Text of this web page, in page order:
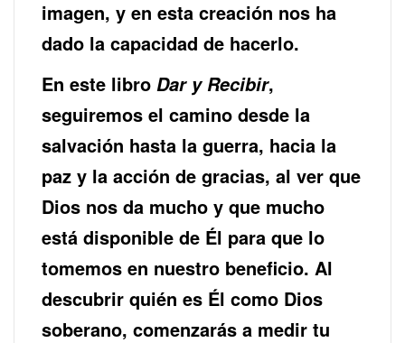
imagen, y en esta creación nos ha
dado la capacidad de hacerlo.
En este libro Dar y Recibir,
seguiremos el camino desde la
salvación hasta la guerra, hacia la
paz y la acción de gracias, al ver que
Dios nos da mucho y que mucho
está disponible de Él para que lo
tomemos en nuestro beneficio. Al
descubrir quién es Él como Dios
soberano, comenzarás a medir tu